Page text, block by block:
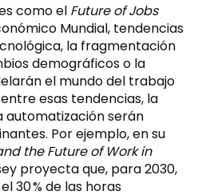
como el Future of Jobs
Mundial, tendencias
la fragmentación
demográficos o la
el mundo del trabajo
esas tendencias, la
automatización serán
Por ejemplo, en su
the Future of Work in
proyecta que, para 2030,
30 % de las horas